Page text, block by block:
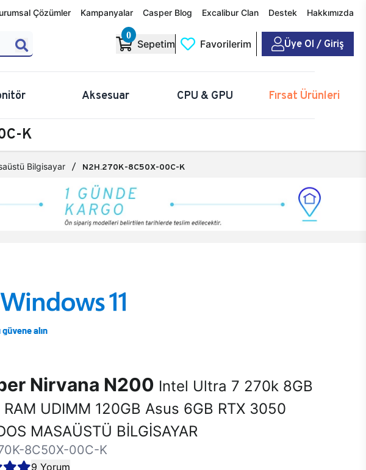
Çözümler Kampanyalar Casper Blog Excalibur Clan Destek Hakkımızda
0
Sepetim Favorilerim Üye Ol / Giriş
Aksesuar CPU & GPU Fırsat Ürünleri
K
Bilgisayar N2H.270K-8C50X-00C-K
Nirvana N200 Intel Ultra 7 270k 8GB
RAM UDIMM 120GB Asus 6GB RTX 3050
MASAÜSTÜ BİLGİSAYAR
8C50X-00C-K
9 Yorum